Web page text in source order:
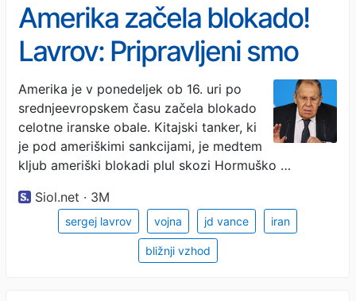
Amerika začela blokado!
Lavrov: Pripravljeni smo
rešiti krizo, ki nima vojaške
rešitve. #vŽivo
Amerika je v ponedeljek ob 16. uri po
srednjeevropskem času začela blokado
celotne iranske obale. Kitajski tanker, ki
je pod ameriškimi sankcijami, je medtem
kljub ameriški blokadi plul skozi Hormuško …
Siol.net · 3M
sergej lavrov vojna jd vance iran
bližnji vzhod